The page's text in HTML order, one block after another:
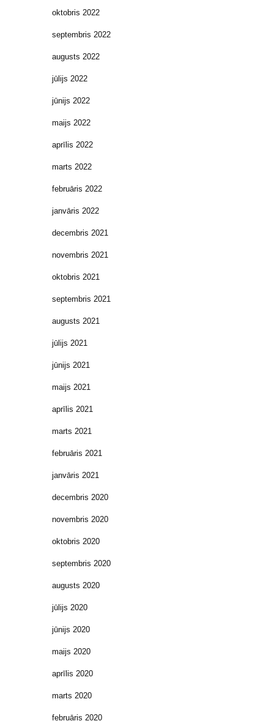
oktobris 2022
septembris 2022
augusts 2022
jūlijs 2022
jūnijs 2022
maijs 2022
aprīlis 2022
marts 2022
februāris 2022
janvāris 2022
decembris 2021
novembris 2021
oktobris 2021
septembris 2021
augusts 2021
jūlijs 2021
jūnijs 2021
maijs 2021
aprīlis 2021
marts 2021
februāris 2021
janvāris 2021
decembris 2020
novembris 2020
oktobris 2020
septembris 2020
augusts 2020
jūlijs 2020
jūnijs 2020
maijs 2020
aprīlis 2020
marts 2020
februāris 2020